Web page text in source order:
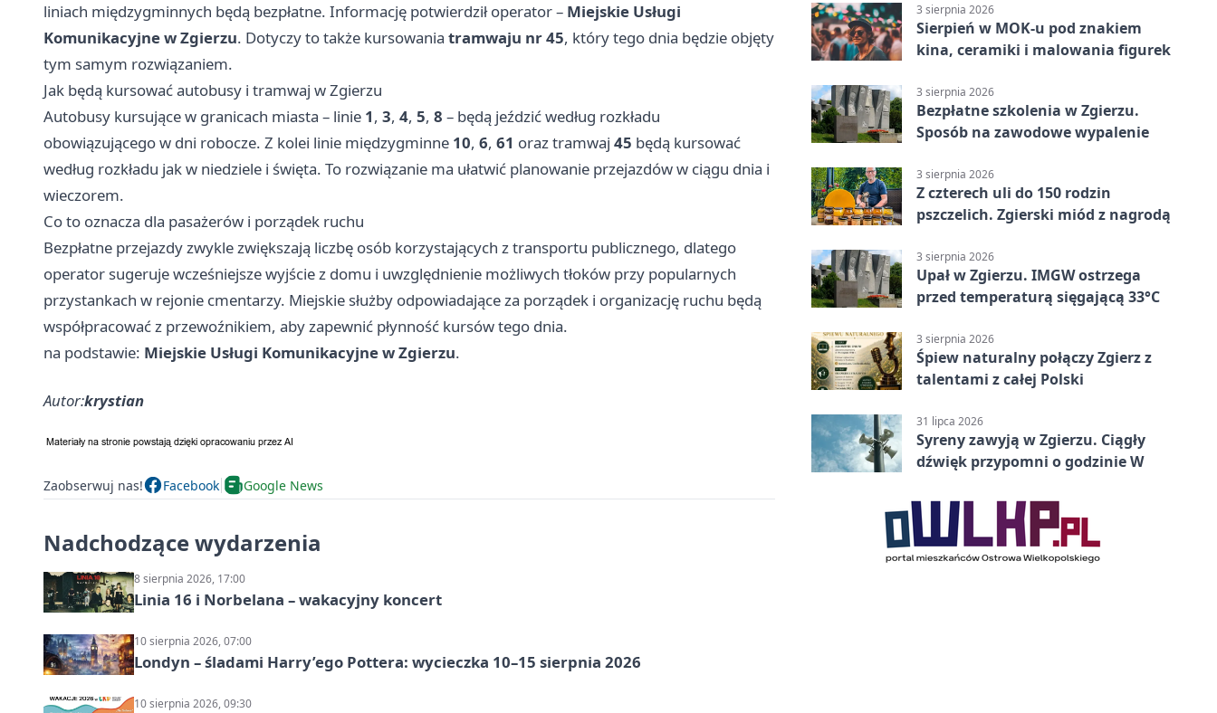
liniach międzygminnych będą bezpłatne. Informację potwierdził operator – Miejskie Usługi
Komunikacyjne w Zgierzu. Dotyczy to także kursowania tramwaju nr 45, który tego dnia będzie objęty
tym samym rozwiązaniem.
Jak będą kursować autobusy i tramwaj w Zgierzu
Autobusy kursujące w granicach miasta – linie 1, 3, 4, 5, 8 – będą jeździć według rozkładu
obowiązującego w dni robocze. Z kolei linie międzygminne 10, 6, 61 oraz tramwaj 45 będą kursować
według rozkładu jak w niedziele i święta. To rozwiązanie ma ułatwić planowanie przejazdów w ciągu dnia i
wieczorem.
Co to oznacza dla pasażerów i porządek ruchu
Bezpłatne przejazdy zwykle zwiększają liczbę osób korzystających z transportu publicznego, dlatego
operator sugeruje wcześniejsze wyjście z domu i uwzględnienie możliwych tłoków przy popularnych
przystankach w rejonie cmentarzy. Miejskie służby odpowiadające za porządek i organizację ruchu będą
współpracować z przewoźnikiem, aby zapewnić płynność kursów tego dnia.
na podstawie: Miejskie Usługi Komunikacyjne w Zgierzu.
Autor:krystian
Zaobserwuj nas! Facebook Google News
Nadchodzące wydarzenia
8 sierpnia 2026, 17:00
Linia 16 i Norbelana – wakacyjny koncert
10 sierpnia 2026, 07:00
Londyn – śladami Harry’ego Pottera: wycieczka 10–15 sierpnia 2026
10 sierpnia 2026, 09:30
3 sierpnia 2026
Sierpień w MOK-u pod znakiem
kina, ceramiki i malowania figurek
3 sierpnia 2026
Bezpłatne szkolenia w Zgierzu.
Sposób na zawodowe wypalenie
3 sierpnia 2026
Z czterech uli do 150 rodzin
pszczelich. Zgierski miód z nagrodą
3 sierpnia 2026
Upał w Zgierzu. IMGW ostrzega
przed temperaturą sięgającą 33°C
3 sierpnia 2026
Śpiew naturalny połączy Zgierz z
talentami z całej Polski
31 lipca 2026
Syreny zawyją w Zgierzu. Ciągły
dźwięk przypomni o godzinie W